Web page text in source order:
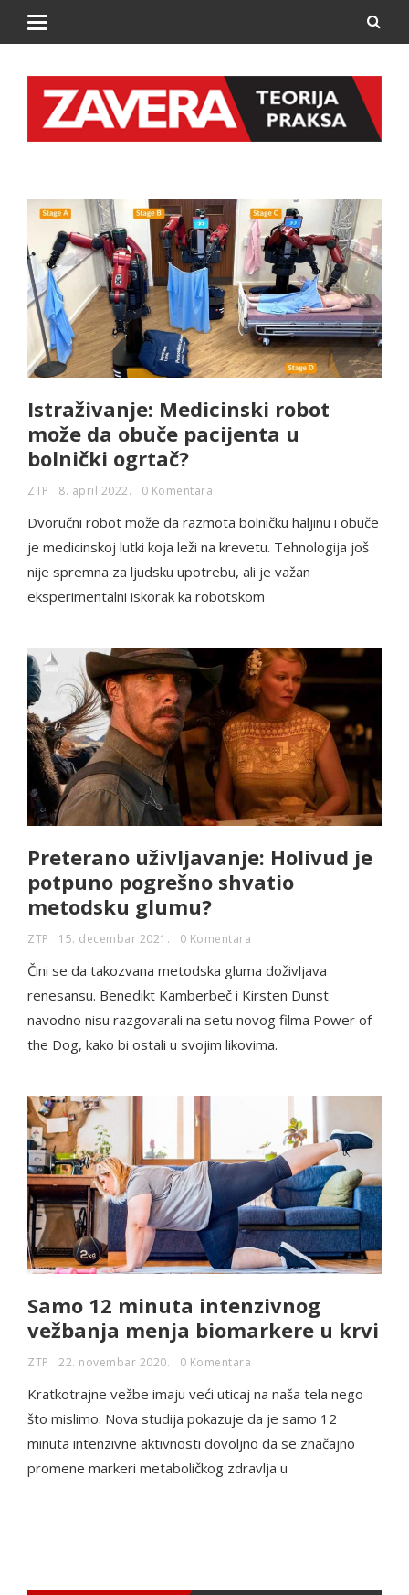
Istraživanje: Medicinski robot
može da obuče pacijenta u
bolnički ogrtač?
ZTP 8. april 2022. 0 Komentara
Dvoručni robot može da razmota bolničku haljinu i obuče
je medicinskoj lutki koja leži na krevetu. Tehnologija još
nije spremna za ljudsku upotrebu, ali je važan
eksperimentalni iskorak ka robotskom
Preterano uživljavanje: Holivud je
potpuno pogrešno shvatio
metodsku glumu?
ZTP 15. decembar 2021. 0 Komentara
Čini se da takozvana metodska gluma doživljava
renesansu. Benedikt Kamberbeč i Kirsten Dunst
navodno nisu razgovarali na setu novog filma Power of
the Dog, kako bi ostali u svojim likovima.
Samo 12 minuta intenzivnog
vežbanja menja biomarkere u krvi
ZTP 22. novembar 2020. 0 Komentara
Kratkotrajne vežbe imaju veći uticaj na naša tela nego
što mislimo. Nova studija pokazuje da je samo 12
minuta intenzivne aktivnosti dovoljno da se značajno
promene markeri metaboličkog zdravlja u